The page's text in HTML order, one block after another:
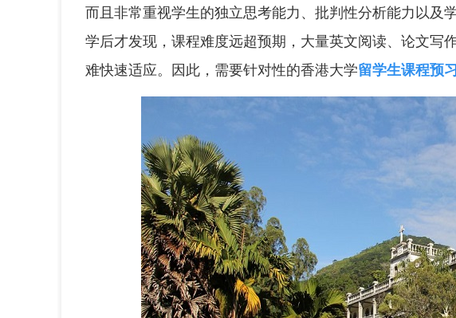
而且非常重视学生的独立思考能力、批判性分析能力以及
学后才发现，课程难度远超预期，大量英文阅读、论文写
难快速适应。因此，需要针对性的香港大学留学生课程预